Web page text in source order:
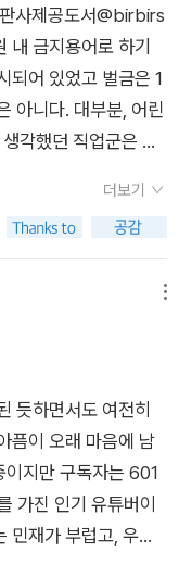
될 거예요.
는데..드라마 주제곡
의 음원에는 어떤 비
정되어 초등 고학년
를 만났다더운 요즘
추리물을 오랜만에
용하는 초등 고학년
고 있어서 더욱 공감
책장을 넘길 때마다
SNS 영상을 보고
했다고 했다인터넷
유나의 입장에서 생
력적인 추리물이 담
#책추천#도서추천#
천#초등추천도서#어
추천#창작동화#창작
리동화#미스터리#더
사제공도서@birbirs
내 금지용어로 하기
되어 있었고 벌금은 1
아니다. 대부분, 어린
각했던 직업군은 실
의 네모 세상 밖을
나 할 것 없이 SNS
전부터 부모님에 의
런 삶 속에서 잃고
게 된 영상에 자신의
가 오르게 되고 해시
기심을 느끼게 된 유
가 함께 그 음원을 찾
하는 유튜브 방송에
보며 불편해 한다기
더보기
듯하면서도 여전히
픔이 오래 마음에 남
지만 구독자는 601
가진 인기 유튜버이
민재가 부럽고, 우연